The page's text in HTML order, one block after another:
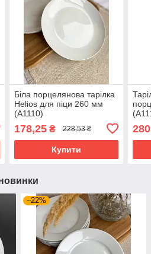
Біла порцелянова тарілка
Helios для піци 260 мм
(A1110)
178,25₴ 228,53 ₴
Купити
–22%